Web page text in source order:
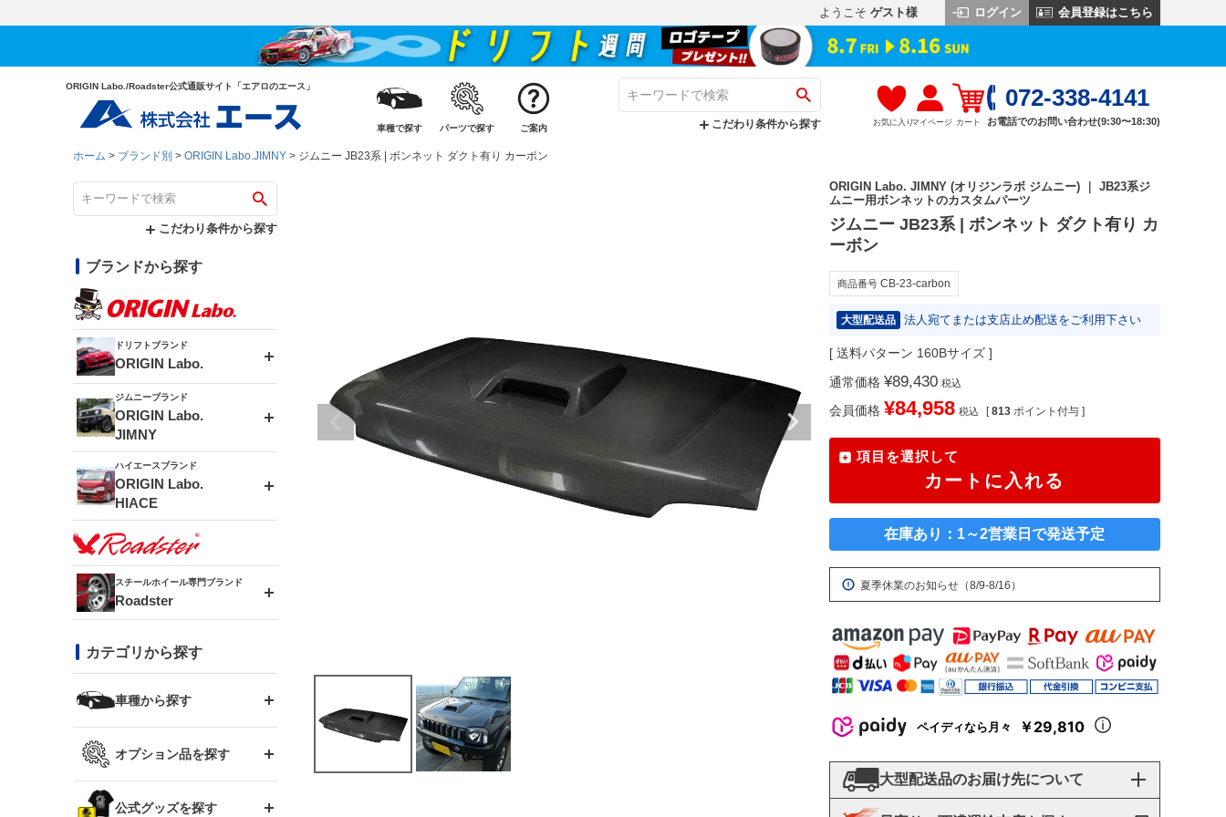
ようこそ ゲスト様 ログイン 会員登録はこちら
ORIGIN Labo./Roadster公式通販サイト「エアロのエース」
車種で探す パーツで探す ご案内 こだわり条件から探す お気に入りマイページ カート
072-338-4141
お電話でのお問い合わせ(9:30〜18:30)
ホーム ブランド別 ORIGIN Labo.JIMNY ジムニー JB23系 | ボンネット ダクト有り カーボン
こだわり条件から探す
ブランドから探す
ドリフトブランド
ORIGIN Labo.
エアロシリーズ
ドリフトライン
風神(180SX)
雷神(S15)
龍神(チェイサー)
レーシングライン
アタックライン
ストリームライン
フロントフェンダー
リアフェンダー
ブラッシュフェンダー
コンバットアイ
GTウイング
リアウイング
ルーフウイング
ジムニーブランド
ORIGIN Labo.
JIMNY
アルミホイール
MUD-ZEUS
アルミホイール
MUD-SR7
MUD-S7
ボンネット
フェンダー
サイドパーツ
ハイエースブランド
ORIGIN Labo.
HIACE
エアロシリーズ
LUX MODEL SP
LUX MODEL
RUGGER MODEL
GROUND MODEL
オーバーフェンダー
リアウイング
スムージングバンパー
ワイパーガード
スチールホイール専門ブランド
Roadster
DAYTONA-RS
DAYTONA-RS NEO
まつど家 鉄漢
カテゴリから探す
車種から探す
トヨタ
スズキ
オプション品を探す
GTウイング用ラダー
公式グッズを探す
ORIGIN Labo. JIMNY (オリジンラボ ジムニー) ｜ JB23系ジ
ムニー用ボンネットのカスタムパーツ
ジムニー JB23系 | ボンネット ダクト有り カ
ーボン
商品番号 CB-23-carbon
大型配送品 法人宛てまたは支店止め配送をご利用下さい
送料パターン 160Bサイズ
通常価格 ¥89,430 税込
会員価格 ¥84,958 税込 [ 813 ポイント付与 ]
項目を選択して
カートに入れる
在庫あり：1～2営業日で発送予定
夏季休業のお知らせ（8/9-8/16）
ペイディなら月々 ￥29,810
大型配送品のお届け先について